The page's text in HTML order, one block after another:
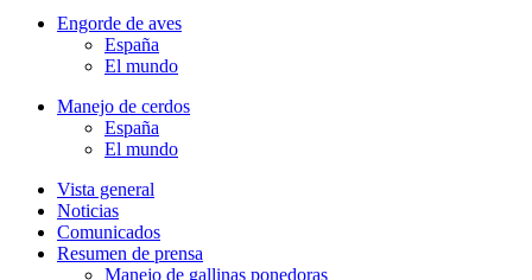
Engorde de aves
España
El mundo
Manejo de cerdos
España
El mundo
Vista general
Noticias
Comunicados
Resumen de prensa
Manejo de gallinas ponedoras